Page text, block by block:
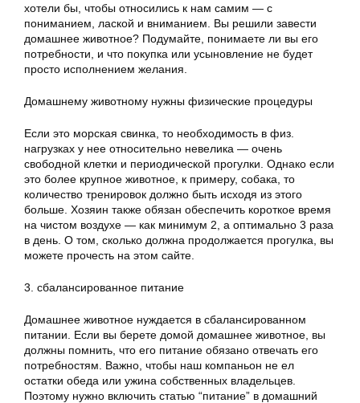
хотели бы, чтобы относились к нам самим — с
пониманием, лаской и вниманием. Вы решили завести
домашнее животное? Подумайте, понимаете ли вы его
потребности, и что покупка или усыновление не будет
просто исполнением желания.
Домашнему животному нужны физические процедуры
Если это морская свинка, то необходимость в физ.
нагрузках у нее относительно невелика — очень
свободной клетки и периодической прогулки. Однако если
это более крупное животное, к примеру, собака, то
количество тренировок должно быть исходя из этого
больше. Хозяин также обязан обеспечить короткое время
на чистом воздухе — как минимум 2, а оптимально 3 раза
в день. О том, сколько должна продолжается прогулка, вы
можете прочесть на этом сайте.
3. сбалансированное питание
Домашнее животное нуждается в сбалансированном
питании. Если вы берете домой домашнее животное, вы
должны помнить, что его питание обязано отвечать его
потребностям. Важно, чтобы наш компаньон не ел
остатки обеда или ужина собственных владельцев.
Поэтому нужно включить статью “питание” в домашний